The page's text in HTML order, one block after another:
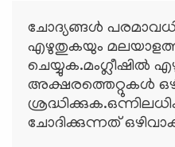
ചോദ്യങ്ങള്‍
എഴുതുകയും
ചെയ്യുക.മംഗ്ലീഷില്‍
അക്ഷരത്തെറ്റുകള്‍
ചോദിക്കുന്നത്